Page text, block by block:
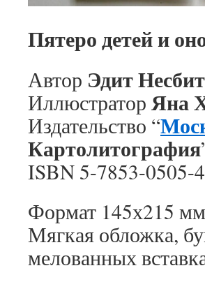
Пятеро детей и
Автор Эдит Несбит
Иллюстратор Яна
Издательство “
Картолитография
ISBN 5-7853-0505-4
Формат 145х215 мм
Мягкая обложка,
мелованных